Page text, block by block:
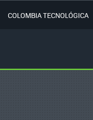
COLOMBIA TECNOLÓGICA